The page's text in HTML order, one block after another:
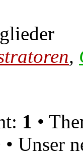
,
1 •
• Unser